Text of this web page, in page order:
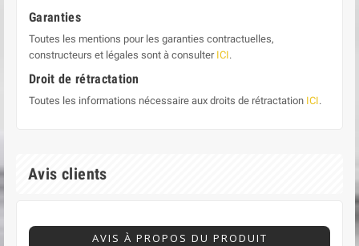
Garanties
Toutes les mentions pour les garanties contractuelles,
constructeurs et légales sont à consulter ICI.
Droit de rétractation
Toutes les informations nécessaire aux droits de rétractation ICI.
Avis clients
AVIS À PROPOS DU PRODUIT